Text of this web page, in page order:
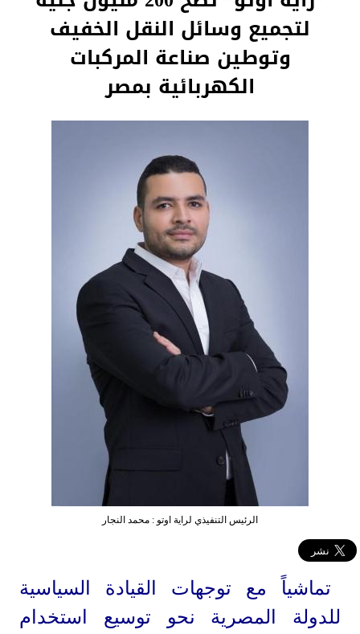
لتجميع وسائل النقل الخفيف
وتوطين صناعة المركبات
الكهربائية بمصر
الرئيس التنفيذي لراية اوتو : محمد النجار
تماشياً مع توجهات القيادة السياسية
للدولة المصرية نحو توسيع استخدام